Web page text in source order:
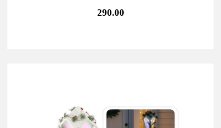
290.00